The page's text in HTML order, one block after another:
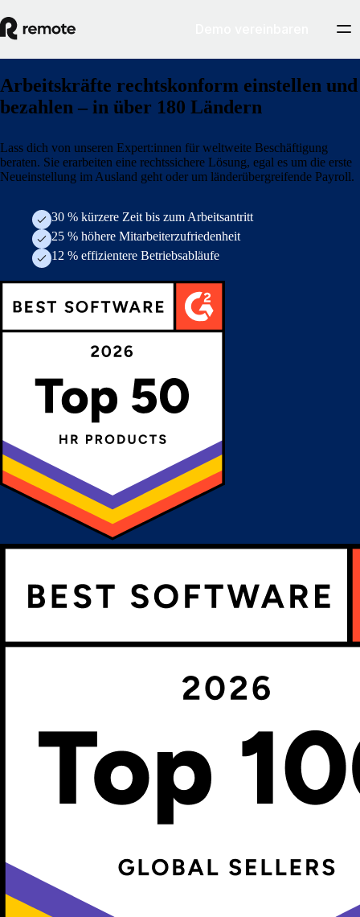
Arbeitskräfte rechtskonform einstellen und
bezahlen – in über 180 Ländern
Lass dich von unseren Expert:innen für weltweite Beschäftigung
beraten. Sie erarbeiten eine rechtssichere Lösung, egal es um die erste
Neueinstellung im Ausland geht oder um länderübergreifende Payroll.
30 % kürzere Zeit bis zum Arbeitsantritt
25 % höhere Mitarbeiterzufriedenheit
12 % effizientere Betriebsabläufe